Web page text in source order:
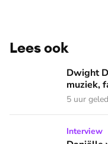
Lees ook
Dwight Dissels: ‘Ik
Dwight
muziek,
5 uur
Daniëlle vanInterview